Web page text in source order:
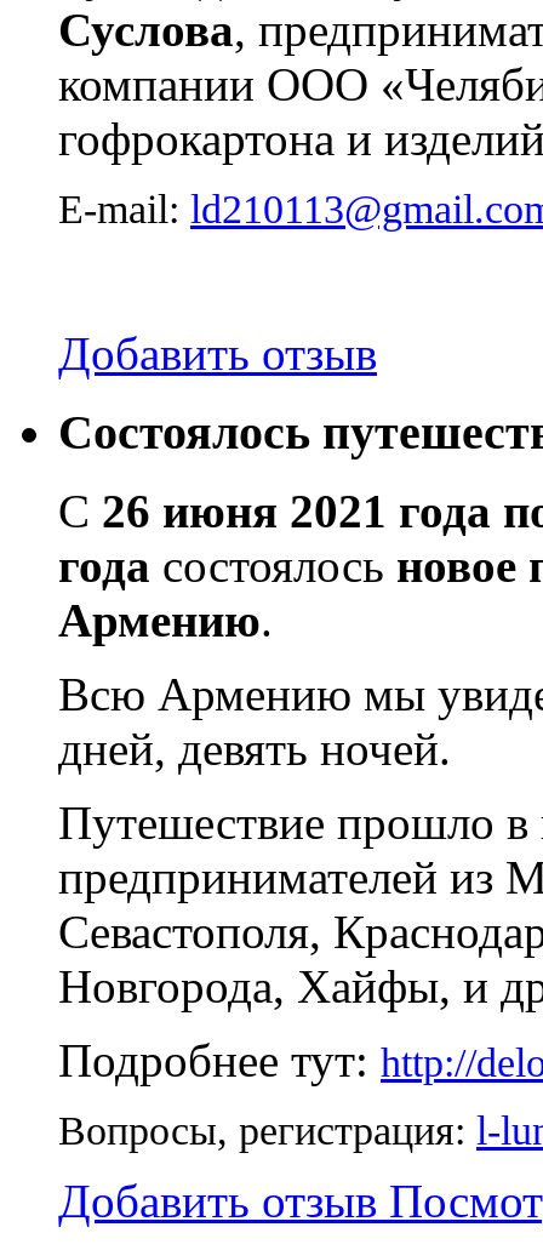
Суслова,
компании ООО
гофрокартона и
E-mail:
Добавить отзыв
Состоялось
С 26 июня 2021 года
года состоялось новое
Армению.
Всю Армению мы
дней, девять ночей.
Путешествие прошло в
предпринимателей из
Севастополя,
Новгорода, Хайфы, и
Подробнее тут: http://
Вопросы, регистрация: l-
Добавить отзыв